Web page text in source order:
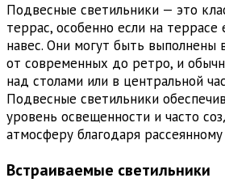
Подвесные светильники — это
террас, особенно если на
навес. Они могут быть выполнены
от современных до ретро, и
над столами или в центральной
Подвесные светильники
уровень освещенности и часто
атмосферу благодаря рассеянному
Встраиваемые светильники